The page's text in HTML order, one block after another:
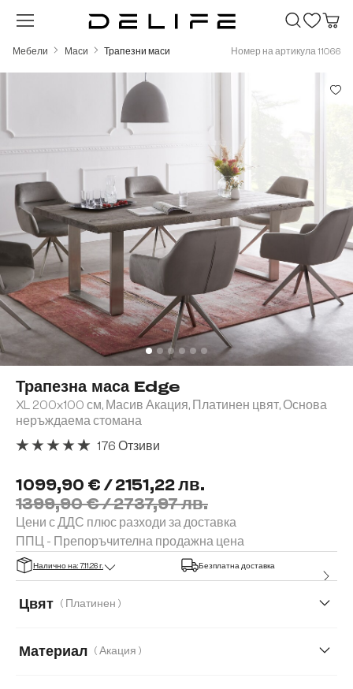
Преминете към основното съдържание
Мебели Маси Трапезни маси Номер на артикула 11066
Трапезна маса Edge
XL 200x100 см, Масив Акация, Платинен цвят, Основа
неръждаема стомана
1099,90 € / 2151,22 лв.
1399,90 € / 2737,97 лв.
Цени с ДДС плюс разходи за доставка
ППЦ - Препоръчителна продажна цена
176 Отзиви
Налично на: 7.11.26 г. Безплатна доставка
Цвят ( Платинен )
Материал ( Акация )
Пропуснете галерия с изображения